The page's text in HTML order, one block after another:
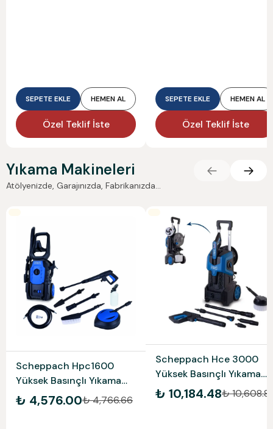
SEPETE EKLE HEMEN AL
Özel Teklif İste
SEPETE EKLE HEMEN AL
Özel Teklif İste
Yıkama Makineleri
Atölyenizde, Garajınızda, Fabrikanızda...
Scheppach Hpc1600
Yüksek Basınçlı Yıkama
Makinası 5907737901
₺ 4,576.00₺ 4,766.66
Scheppach Hce 3000
Yüksek Basınçlı Yıkama
Makinesi
₺ 10,184.48₺